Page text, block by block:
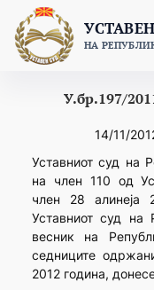
content
НА
У.бр.197/
14/11/
Уставниот суд на
на член 110 од
член 28 алинеja
Уставниот суд на
весник на
седниците
2012 година,